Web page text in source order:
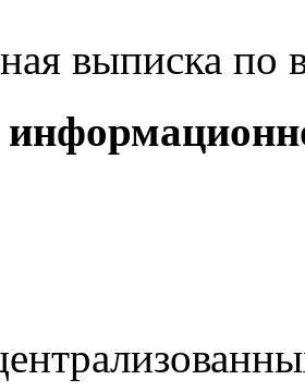
выписка